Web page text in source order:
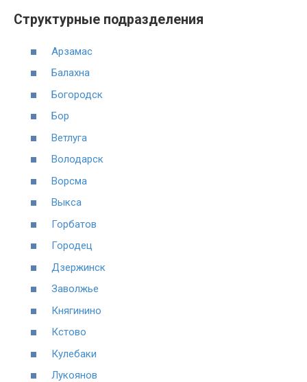
Структурные подразделения
Арзамас
Балахна
Богородск
Бор
Ветлуга
Володарск
Ворсма
Выкса
Горбатов
Городец
Дзержинск
Заволжье
Княгинино
Кстово
Кулебаки
Лукоянов